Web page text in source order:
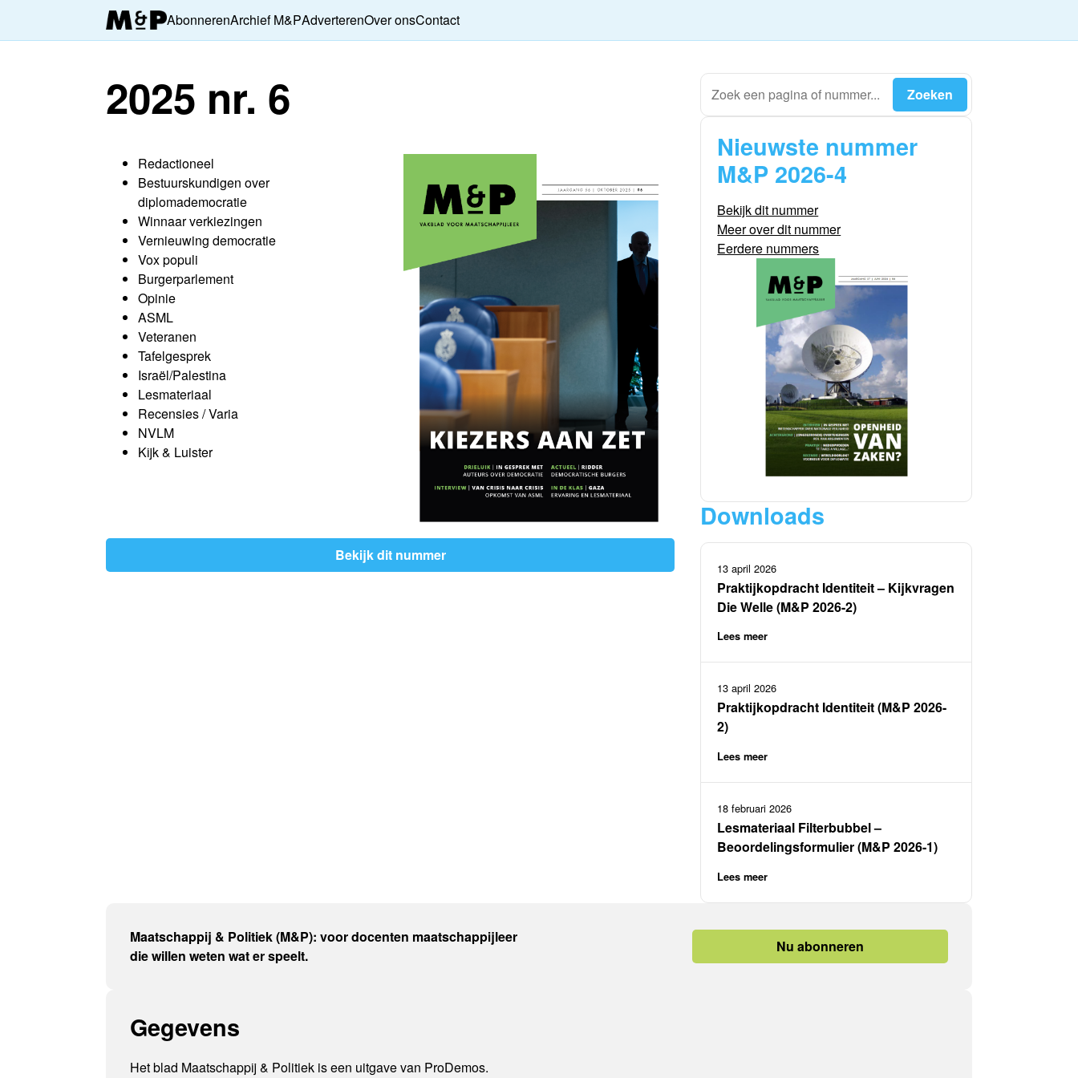
AbonnerenArchief M&PAdverterenOver onsContact
2025 nr. 6
Redactioneel
Bestuurskundigen over
diplomademocratie
Winnaar verkiezingen
Vernieuwing democratie
Vox populi
Burgerparlement
Opinie
ASML
Veteranen
Tafelgesprek
Israël/Palestina
Lesmateriaal
Recensies / Varia
NVLM
Kijk & Luister
Bekijk dit nummer
Nieuwste nummer
M&P 2026-4
Bekijk dit nummer
Meer over dit nummer
Eerdere nummers
Downloads
13 april 2026
Praktijkopdracht Identiteit – Kijkvragen
Die Welle (M&P 2026-2)
Lees meer
13 april 2026
Praktijkopdracht Identiteit (M&P 2026-
2)
Lees meer
18 februari 2026
Lesmateriaal Filterbubbel –
Beoordelingsformulier (M&P 2026-1)
Lees meer
Maatschappij & Politiek (M&P): voor docenten maatschappijleer
die willen weten wat er speelt.
Nu abonneren
Gegevens
Het blad Maatschappij & Politiek is een uitgave van ProDemos.